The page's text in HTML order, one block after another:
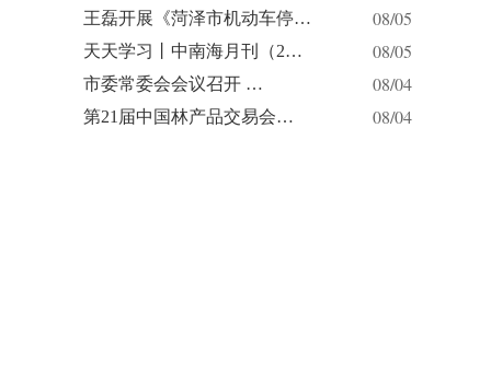
王磊开展《菏泽市机动车停… 08/05
天天学习丨中南海月刊（2… 08/05
市委常委会会议召开 … 08/04
第21届中国林产品交易会… 08/04